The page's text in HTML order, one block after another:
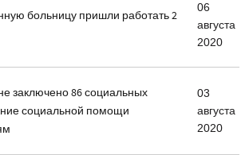
больницу пришли работать 2
06
августа
2020
заключено 86 социальных
социальной помощи
03
августа
2020